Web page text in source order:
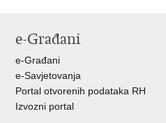
e-Građani
e-Građani
e-Savjetovanja
Portal otvorenih podataka RH
Izvozni portal